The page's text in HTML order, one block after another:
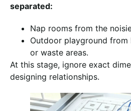
separated:
Nap rooms from the
Outdoor playground
or waste areas.
At this stage, ignore exact
designing relationships.